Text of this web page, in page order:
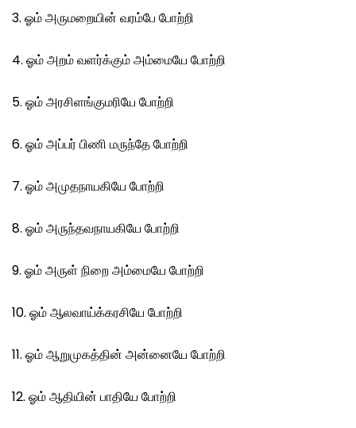
3. ஓம் அருமறையின் வரம்பே போற்றி
4. ஓம் அறம் வளர்க்கும் அம்மையே போற்றி
5. ஓம் அரசிளங்குமரியே போற்றி
6. ஓம் அப்பர் பிணி மருந்தே போற்றி
7. ஓம் அமுதநாயகியே போற்றி
8. ஓம் அருந்தவநாயகியே போற்றி
9. ஓம் அருள் நிறை அம்மையே போற்றி
10. ஓம் ஆலவாய்க்கரசியே போற்றி
11. ஓம் ஆறுமுகத்தின் அன்னையே போற்றி
12. ஓம் ஆதியின் பாதியே போற்றி